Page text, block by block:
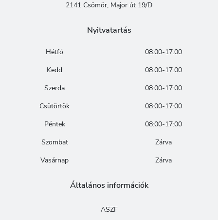
2141 Csömör, Major út 19/D
Nyitvatartás
Hétfő
08:00-17:00
Kedd
08:00-17:00
Szerda
08:00-17:00
Csütörtök
08:00-17:00
Péntek
08:00-17:00
Szombat
Zárva
Vasárnap
Zárva
Általános információk
ASZF